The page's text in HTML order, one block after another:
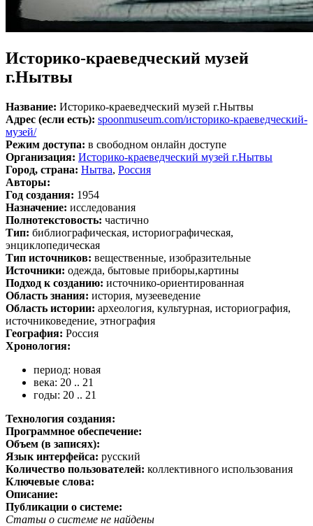
Историко-краеведческий музей
г.Нытвы
Название: Историко-краеведческий музей г.Нытвы
Адрес (если есть): spoonmuseum.com/историко-краеведческий-
музей/
Режим доступа: в свободном онлайн доступе
Организация: Историко-краеведческий музей г.Нытвы
Город, страна: Нытва, Россия
Авторы:
Год создания: 1954
Назначение: исследования
Полнотекстовость: частично
Тип: библиографическая, историографическая,
энциклопедическая
Тип источников: вещественные, изобразительные
Источники: одежда, бытовые приборы,картины
Подход к созданию: источнико-ориентированная
Область знания: история, музееведение
Область истории: археология, культурная, историография,
источниковедение, этнография
География: Россия
Хронология:
период: новая
века: 20 .. 21
годы: 20 .. 21
Технология создания:
Программное обеспечение:
Объем (в записях):
Язык интерфейса: русский
Количество пользователей: коллективного использования
Ключевые слова:
Описание:
Публикации о системе:
Статьи о системе не найдены